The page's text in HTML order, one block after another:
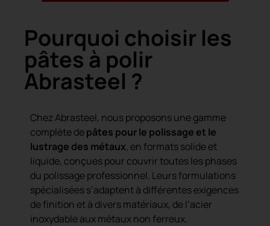
Pourquoi choisir les
pâtes à polir
Abrasteel ?
Chez Abrasteel, nous proposons une gamme
complète depâtes pour le polissage et le
lustrage des métaux, en formats solide et
liquide, conçues pour couvrir toutes les phases
du polissage professionnel. Leurs formulations
spécialisées s’adaptent à différentes exigences
de finition et à divers matériaux, de l’acier
inoxydable aux métaux non ferreux.